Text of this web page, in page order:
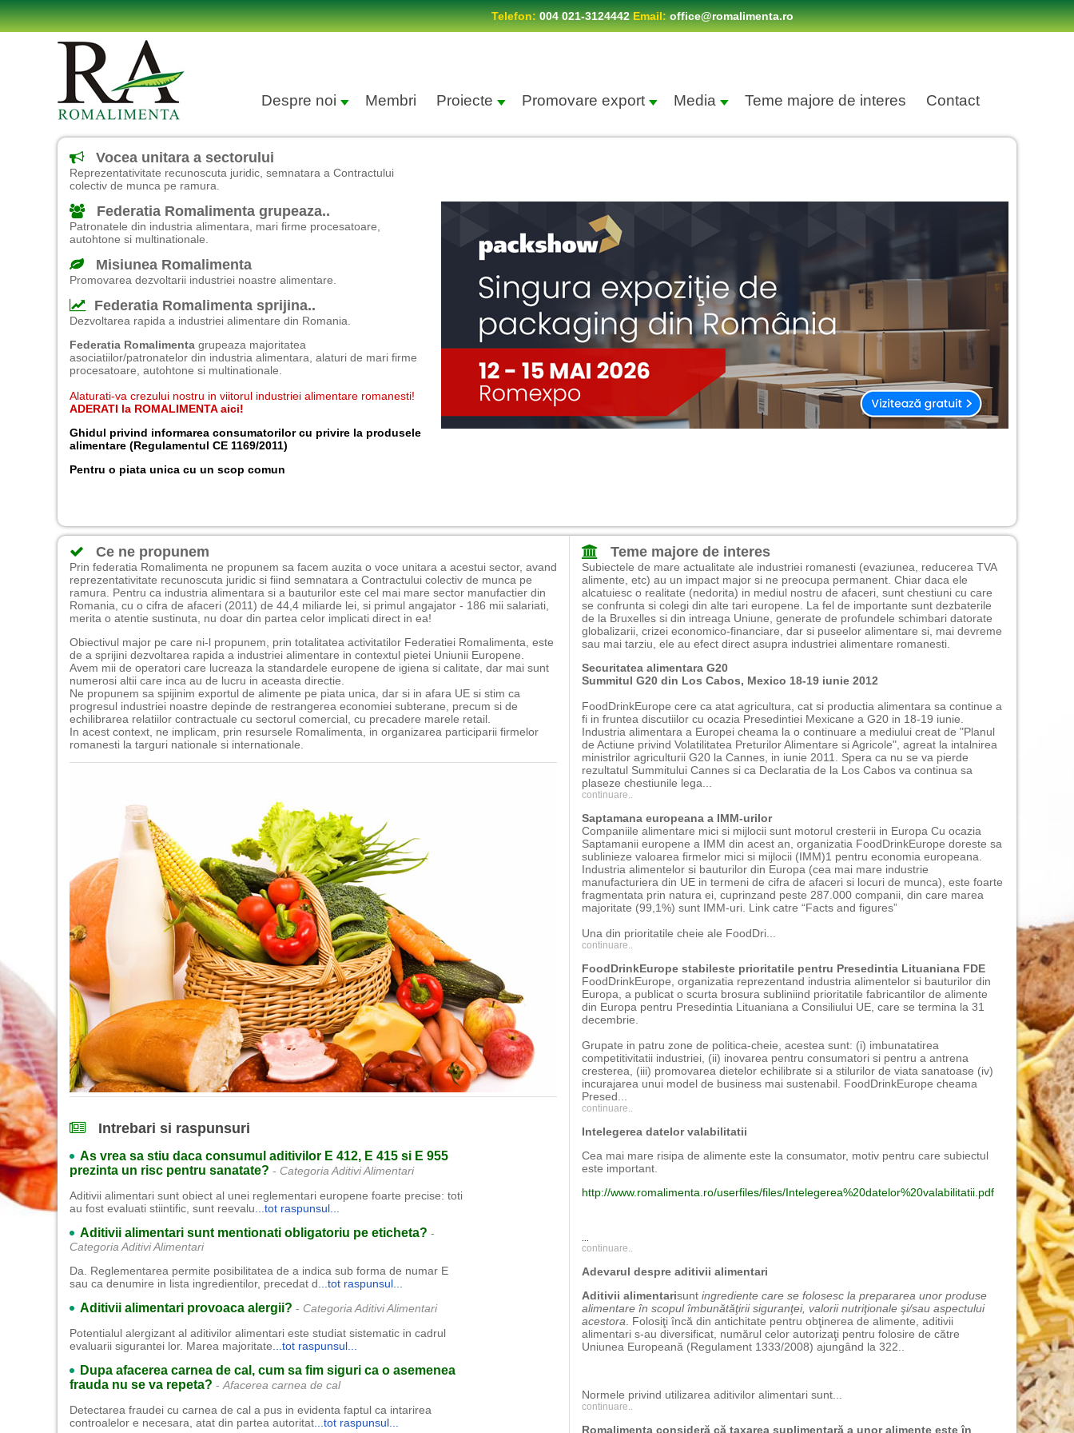
Telefon:004 021-3124442Email:office@romalimenta.ro
Despre noi Membri Proiecte Promovare export Media Teme majore de interes Contact
Vocea unitara a sectorului
Reprezentativitate recunoscuta juridic, semnatara a Contractului
colectiv de munca pe ramura.
Federatia Romalimenta grupeaza..
Patronatele din industria alimentara, mari firme procesatoare,
autohtone si multinationale.
Misiunea Romalimenta
Promovarea dezvoltarii industriei noastre alimentare.
Federatia Romalimenta sprijina..
Dezvoltarea rapida a industriei alimentare din Romania.
Federatia Romalimenta grupeaza majoritatea
asociatiilor/patronatelor din industria alimentara, alaturi de mari firme
procesatoare, autohtone si multinationale.
Alaturati-va crezului nostru in viitorul industriei alimentare romanesti!
ADERATI la ROMALIMENTA aici!
Ghidul privind informarea consumatorilor cu privire la produsele
alimentare (Regulamentul CE 1169/2011)
Pentru o piata unica cu un scop comun
Ce ne propunem
Prin federatia Romalimenta ne propunem sa facem auzita o voce unitara a acestui sector, avand
reprezentativitate recunoscuta juridic si fiind semnatara a Contractului colectiv de munca pe
ramura. Pentru ca industria alimentara si a bauturilor este cel mai mare sector manufactier din
Romania, cu o cifra de afaceri (2011) de 44,4 miliarde lei, si primul angajator - 186 mii salariati,
merita o atentie sustinuta, nu doar din partea celor implicati direct in ea!
Obiectivul major pe care ni-l propunem, prin totalitatea activitatilor Federatiei Romalimenta, este
de a sprijini dezvoltarea rapida a industriei alimentare in contextul pietei Uniunii Europene.
Avem mii de operatori care lucreaza la standardele europene de igiena si calitate, dar mai sunt
numerosi altii care inca au de lucru in aceasta directie.
Ne propunem sa spijinim exportul de alimente pe piata unica, dar si in afara UE si stim ca
progresul industriei noastre depinde de restrangerea economiei subterane, precum si de
echilibrarea relatiilor contractuale cu sectorul comercial, cu precadere marele retail.
In acest context, ne implicam, prin resursele Romalimenta, in organizarea participarii firmelor
romanesti la targuri nationale si internationale.
Intrebari si raspunsuri
As vrea sa stiu daca consumul aditivilor E 412, E 415 si E 955
prezinta un risc pentru sanatate? - Categoria Aditivi Alimentari
Aditivii alimentari sunt obiect al unei reglementari europene foarte precise: toti
au fost evaluati stiintific, sunt reevalu ...tot raspunsul...
Aditivii alimentari sunt mentionati obligatoriu pe eticheta? -
Categoria Aditivi Alimentari
Da. Reglementarea permite posibilitatea de a indica sub forma de numar E
sau ca denumire in lista ingredientilor, precedat d ...tot raspunsul...
Aditivii alimentari provoaca alergii? - Categoria Aditivi Alimentari
Potentialul alergizant al aditivilor alimentari este studiat sistematic in cadrul
evaluarii sigurantei lor. Marea majoritate ...tot raspunsul...
Dupa afacerea carnea de cal, cum sa fim siguri ca o asemenea
frauda nu se va repeta? - Afacerea carnea de cal
Detectarea fraudei cu carnea de cal a pus in evidenta faptul ca intarirea
controalelor e necesara, atat din partea autoritat ...tot raspunsul...
Teme majore de interes
Subiectele de mare actualitate ale industriei romanesti (evaziunea, reducerea TVA
alimente, etc) au un impact major si ne preocupa permanent. Chiar daca ele
alcatuiesc o realitate (nedorita) in mediul nostru de afaceri, sunt chestiuni cu care
se confrunta si colegi din alte tari europene. La fel de importante sunt dezbaterile
de la Bruxelles si din intreaga Uniune, generate de profundele schimbari datorate
globalizarii, crizei economico-financiare, dar si puseelor alimentare si, mai devreme
sau mai tarziu, ele au efect direct asupra industriei alimentare romanesti.
Securitatea alimentara G20
Summitul G20 din Los Cabos, Mexico 18-19 iunie 2012
FoodDrinkEurope cere ca atat agricultura, cat si productia alimentara sa continue a
fi in fruntea discutiilor cu ocazia Presedintiei Mexicane a G20 in 18-19 iunie.
Industria alimentara a Europei cheama la o continuare a mediului creat de "Planul
de Actiune privind Volatilitatea Preturilor Alimentare si Agricole", agreat la intalnirea
ministrilor agriculturii G20 la Cannes, in iunie 2011. Spera ca nu se va pierde
rezultatul Summitului Cannes si ca Declaratia de la Los Cabos va continua sa
plaseze chestiunile lega...
continuare..
Saptamana europeana a IMM-urilor
Companiile alimentare mici si mijlocii sunt motorul cresterii in Europa Cu ocazia
Saptamanii europene a IMM din acest an, organizatia FoodDrinkEurope doreste sa
sublinieze valoarea firmelor mici si mijlocii (IMM)1 pentru economia europeana.
Industria alimentelor si bauturilor din Europa (cea mai mare industrie
manufacturiera din UE in termeni de cifra de afaceri si locuri de munca), este foarte
fragmentata prin natura ei, cuprinzand peste 287.000 companii, din care marea
majoritate (99,1%) sunt IMM-uri. Link catre “Facts and figures”
Una din prioritatile cheie ale FoodDri...
continuare..
FoodDrinkEurope stabileste prioritatile pentru Presedintia Lituaniana FDE
FoodDrinkEurope, organizatia reprezentand industria alimentelor si bauturilor din
Europa, a publicat o scurta brosura subliniind prioritatile fabricantilor de alimente
din Europa pentru Presedintia Lituaniana a Consiliului UE, care se termina la 31
decembrie.
Grupate in patru zone de politica-cheie, acestea sunt: (i) imbunatatirea
competitivitatii industriei, (ii) inovarea pentru consumatori si pentru a antrena
cresterea, (iii) promovarea dietelor echilibrate si a stilurilor de viata sanatoase (iv)
incurajarea unui model de business mai sustenabil. FoodDrinkEurope cheama
Presed...
continuare..
Intelegerea datelor valabilitatii
Cea mai mare risipa de alimente este la consumator, motiv pentru care subiectul
este important.
http://www.romalimenta.ro/userfiles/files/Intelegerea%20datelor%20valabilitatii.pdf
continuare..
Adevarul despre aditivii alimentari
Aditivii alimentarisunt ingrediente care se folosesc la prepararea unor produse
alimentare în scopul îmbunătăţirii siguranţei, valorii nutriţionale şi/sau aspectului
acestora . Folosiţi încă din antichitate pentru obţinerea de alimente, aditivii
alimentari s-au diversificat, numărul celor autorizaţi pentru folosire de către
Uniunea Europeană (Regulament 1333/2008) ajungând la 322..
Normele privind utilizarea aditivilor alimentari sunt...
continuare..
Romalimenta consideră că taxarea suplimentară a unor alimente este în